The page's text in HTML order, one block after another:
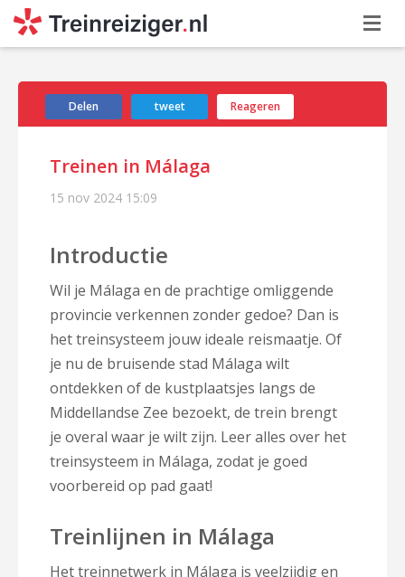
Delen tweet Reageren
Treinen in Málaga
15 nov 2024 15:09
Introductie
Wil je Málaga en de prachtige omliggende
provincie verkennen zonder gedoe? Dan is
het treinsysteem jouw ideale reismaatje. Of
je nu de bruisende stad Málaga wilt
ontdekken of de kustplaatsjes langs de
Middellandse Zee bezoekt, de trein brengt
je overal waar je wilt zijn. Leer alles over het
treinsysteem in Málaga, zodat je goed
voorbereid op pad gaat!
Treinlijnen in Málaga
Het treinnetwerk in Málaga is veelzijdig en